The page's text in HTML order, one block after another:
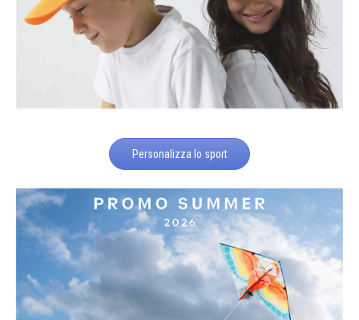
Personalizza lo sport